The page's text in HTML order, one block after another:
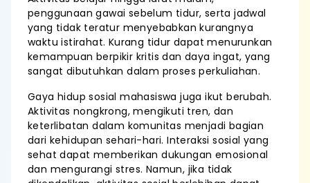
penggunaan gawai sebelum tidur, serta jadwal
yang tidak teratur menyebabkan kurangnya
waktu istirahat. Kurang tidur dapat menurunkan
kemampuan berpikir kritis dan daya ingat, yang
sangat dibutuhkan dalam proses perkuliahan.
Gaya hidup sosial mahasiswa juga ikut berubah.
Aktivitas nongkrong, mengikuti tren, dan
keterlibatan dalam komunitas menjadi bagian
dari kehidupan sehari-hari. Interaksi sosial yang
sehat dapat memberikan dukungan emosional
dan mengurangi stres. Namun, jika tidak